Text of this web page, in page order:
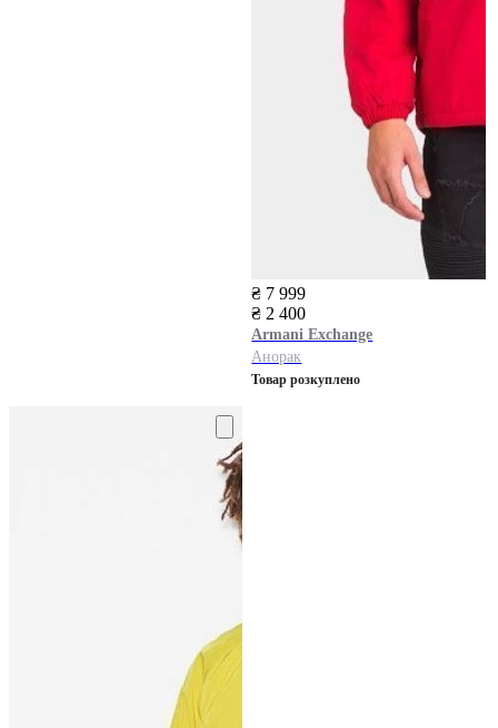
₴ 7 999
₴ 2 400
Armani Exchange
Анорак
Товар розкуплено